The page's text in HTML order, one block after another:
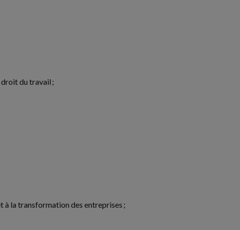
du travail ;
à la transformation des entreprises ;